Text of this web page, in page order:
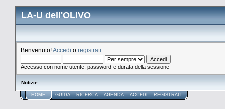
LA-U dell'OLIVO
Benvenuto!Accedi o registrati
Accesso con nome utente, password e durata della sessione
Notizie:
HOME GUIDA RICERCA AGENDA ACCEDI REGISTRATI